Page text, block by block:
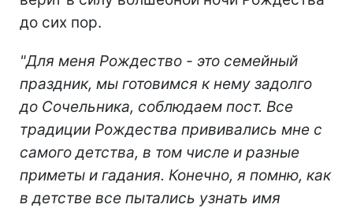
до сих пор.
"Для меня Рождество - это семейный
праздник, мы готовимся к нему задолго
до Сочельника, соблюдаем пост. Все
традиции Рождества прививались мне с
самого детства, в том числе и разные
приметы и гадания. Конечно, я помню, как
в детстве все пытались узнать имя